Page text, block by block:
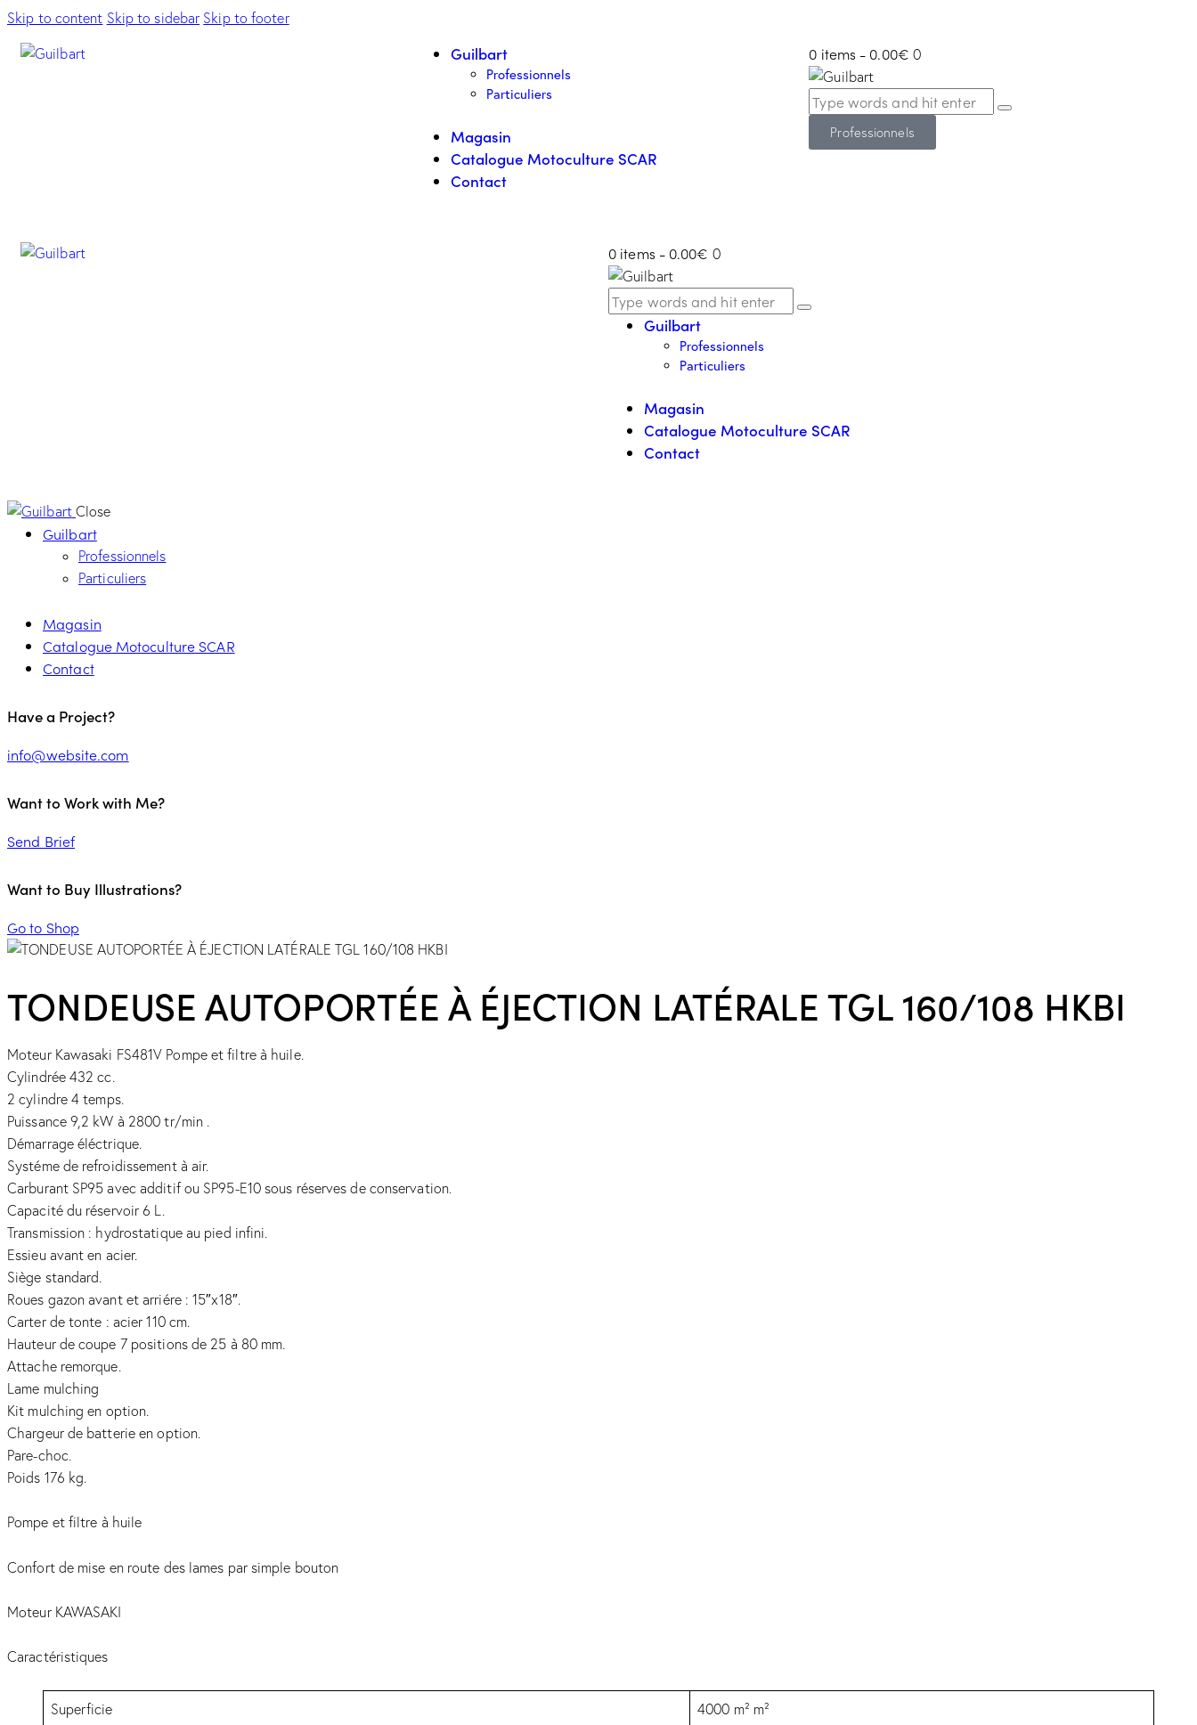
Skip to content Skip to sidebar Skip to footer
Guilbart
Professionnels
Particuliers
Magasin
Catalogue Motoculture SCAR
Contact
0 items - 0.00€ 0
Professionnels
0 items - 0.00€ 0
Guilbart
Professionnels
Particuliers
Magasin
Catalogue Motoculture SCAR
Contact
Close
Guilbart
Professionnels
Particuliers
Magasin
Catalogue Motoculture SCAR
Contact
Have a Project?
info@website.com
Want to Work with Me?
Send Brief
Want to Buy Illustrations?
Go to Shop
TONDEUSE AUTOPORTÉE À ÉJECTION LATÉRALE TGL 160/108 HKBI
Moteur Kawasaki FS481V Pompe et filtre à huile.
Cylindrée 432 cc.
2 cylindre 4 temps.
Puissance 9,2 kW à 2800 tr/min .
Démarrage éléctrique.
Systéme de refroidissement à air.
Carburant SP95 avec additif ou SP95-E10 sous réserves de conservation.
Capacité du réservoir 6 L.
Transmission : hydrostatique au pied infini.
Essieu avant en acier.
Siège standard.
Roues gazon avant et arriére : 15″x18″.
Carter de tonte : acier 110 cm.
Hauteur de coupe 7 positions de 25 à 80 mm.
Attache remorque.
Lame mulching
Kit mulching en option.
Chargeur de batterie en option.
Pare-choc.
Poids 176 kg.
Pompe et filtre à huile
Confort de mise en route des lames par simple bouton
Moteur KAWASAKI
Caractéristiques
Superficie 4000 m² m²